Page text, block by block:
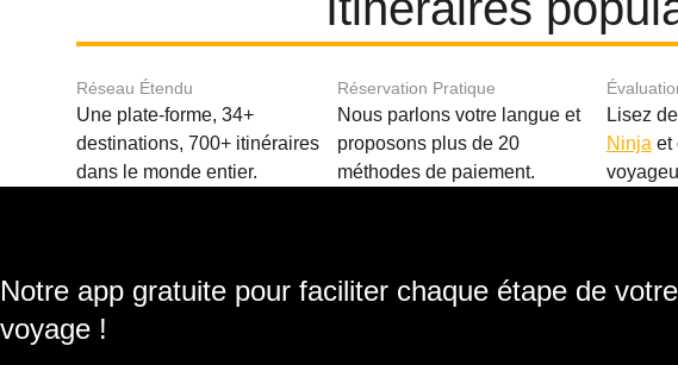
Réseau Étendu
Une plate-forme, 34+
destinations, 700+ itinéraires
dans le monde entier.
Réservation Pratique
Nous parlons votre langue et
proposons plus de 20
méthodes de paiement.
Lisez
Ninja et
Notre app gratuite pour faciliter chaque étape de votre
voyage !